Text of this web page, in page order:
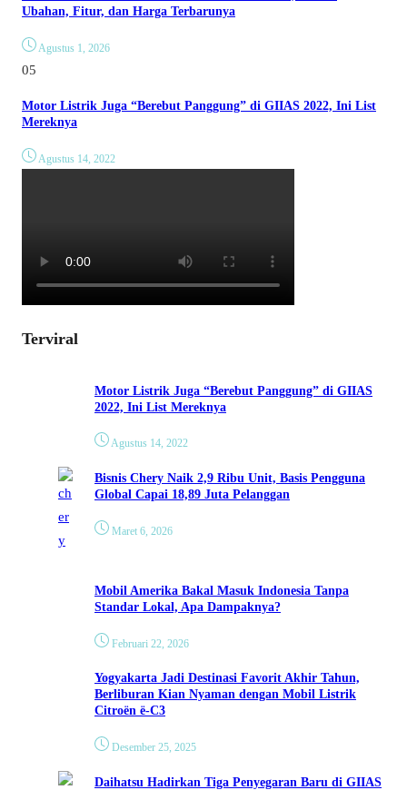
Ubahan, Fitur, dan Harga Terbarunya
Agustus 1, 2026
05
Motor Listrik Juga “Berebut Panggung” di GIIAS 2022, Ini List
Mereknya
Agustus 14, 2022
Terviral
Motor Listrik Juga “Berebut Panggung” di GIIAS
2022, Ini List Mereknya
Agustus 14, 2022
Bisnis Chery Naik 2,9 Ribu Unit, Basis Pengguna
Global Capai 18,89 Juta Pelanggan
Maret 6, 2026
Mobil Amerika Bakal Masuk Indonesia Tanpa
Standar Lokal, Apa Dampaknya?
Februari 22, 2026
Yogyakarta Jadi Destinasi Favorit Akhir Tahun,
Berliburan Kian Nyaman dengan Mobil Listrik
Citroën ë-C3
Desember 25, 2025
Daihatsu Hadirkan Tiga Penyegaran Baru di GIIAS